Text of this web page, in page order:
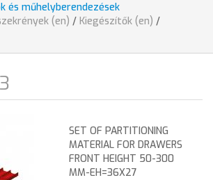
és műhelyberendezések
(en) / Kiegészítők (en) /
SET OF PARTITIONING
MATERIAL FOR DRAWERS
FRONT HEIGHT 50-300
MM-EH=36X27